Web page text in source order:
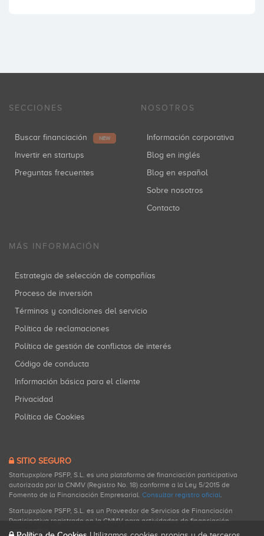
SECCIONES
Buscar financiación NEW
Invertir en startups
Preguntas frecuentes
NOSOTROS
Información corporativa
Blog en inglés
Blog en español
Sobre nosotros
Contacto
MÁS INFORMACIÓN
Estrategia de selección de compañías
Proceso de inversión
Términos y condiciones del servicio
Política de reclamaciones
Política de gestión de conflictos de interés
Código de conducta
Información básica para el cliente
Privacidad
Política de Cookies
SITIO SEGURO
Startupxplore PSFP, S.L. es una plataforma de financiación participativa
autorizada por la CNMV (Registro No. 18) conforme a la Ley 5/2015 de
Fomento de la Financiación Empresarial. Consultar registro oficial.
Startupxplore PSFP, S.L. es un Proveedor de Servicios de Financiación
Participativa registrado en la CNMV para actividades de financiación
participativa.